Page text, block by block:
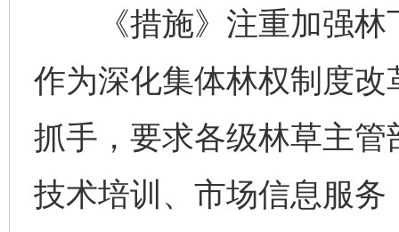
《措施》注重加强林
作为深化集体林权制度
抓手，要求各级林草主
技术培训、市场信息服